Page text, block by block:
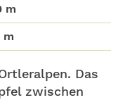
m
m
Das
zwischen